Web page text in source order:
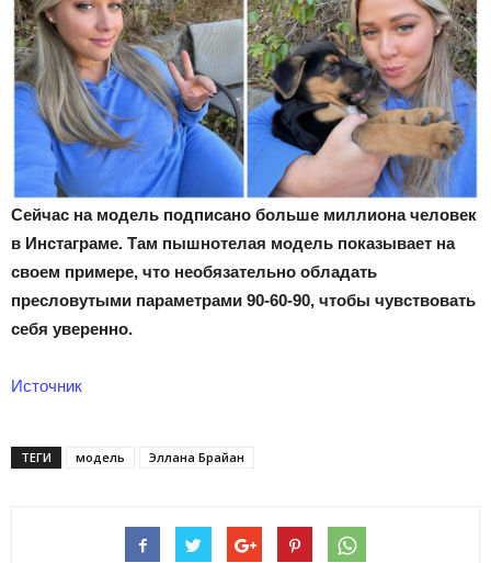
Сейчас на модель подписано больше миллиона человек
в Инстаграме. Там пышнотелая модель показывает на
своем примере, что необязательно обладать
пресловутыми параметрами 90-60-90, чтобы чувствовать
себя уверенно.
Источник
ТЕГИ модель Эллана Брайан